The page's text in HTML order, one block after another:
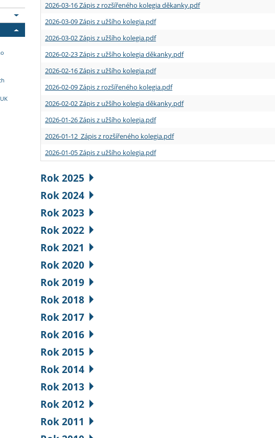
2026-03-16 Zápis z rozšířeného kolegia děkanky.pdf
2026-03-09 Zápis z užšího kolegia.pdf
2026-03-02 Zápis z užšího kolegia.pdf
2026-02-23 Zápis z užšího kolegia děkanky.pdf
2026-02-16 Zápis z užšího kolegia.pdf
2026-02-09 Zápis z rozšířeného kolegia.pdf
2026-02-02 Zápis z užšího kolegia děkanky.pdf
2026-01-26 Zápis z užšího kolegia.pdf
2026-01-12 Zápis z rozšířeného kolegia.pdf
2026-01-05 Zápis z užšího kolegia.pdf
Rok 2025
Rok 2024
Rok 2023
Rok 2022
Rok 2021
Rok 2020
Rok 2019
Rok 2018
Rok 2017
Rok 2016
Rok 2015
Rok 2014
Rok 2013
Rok 2012
Rok 2011